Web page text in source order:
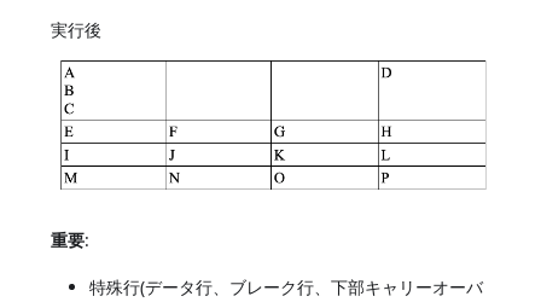
実行後
重要:
特殊行(データ行、ブレーク行、下部キャリーオーバ